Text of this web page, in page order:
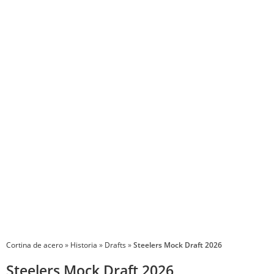
Cortina de acero» Historia » Drafts »Steelers Mock Draft 2026